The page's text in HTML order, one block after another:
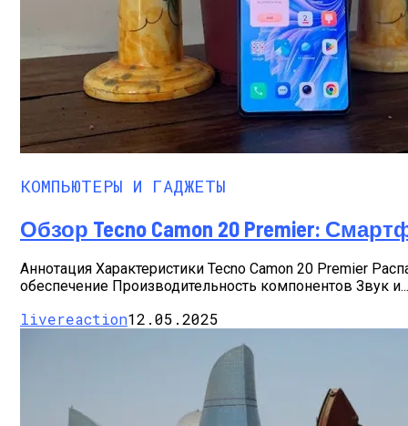
КОМПЬЮТЕРЫ И ГАДЖЕТЫ
Обзор Tecno Camon 20 Premier:
Аннотация Характеристики Tecno Camon 20 Premier
обеспечение Производительность компонентов Звук и...
livereaction12.05.2025